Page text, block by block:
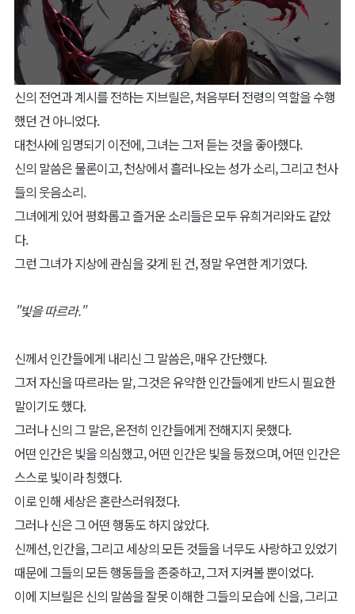
신의 전언과 계시를 전하는 지브릴은, 처음부터 전령의 역할을 수행
했던 건 아니었다.
대천사에 임명되기 이전에, 그녀는 그저 듣는 것을 좋아했다.
신의 말씀은 물론이고, 천상에서 흘러나오는 성가 소리, 그리고 천사
들의 웃음소리.
그녀에게 있어 평화롭고 즐거운 소리들은 모두 유희거리와도 같았
다.
그런 그녀가 지상에 관심을 갖게 된 건, 정말 우연한 계기였다.
"빛을 따르라."
신께서 인간들에게 내리신 그 말씀은, 매우 간단했다.
그저 자신을 따르라는 말, 그것은 유약한 인간들에게 반드시 필요한
말이기도 했다.
그러나 신의 그 말은, 온전히 인간들에게 전해지지 못했다.
어떤 인간은 빛을 의심했고, 어떤 인간은 빛을 등졌으며, 어떤 인간은
스스로 빛이라 칭했다.
이로 인해 세상은 혼란스러워졌다.
그러나 신은 그 어떤 행동도 하지 않았다.
신께선, 인간을, 그리고 세상의 모든 것들을 너무도 사랑하고 있었기
때문에 그들의 모든 행동들을 존중하고, 그저 지켜볼 뿐이었다.
이에 지브릴은 신의 말씀을 잘못 이해한 그들의 모습에 신을, 그리고